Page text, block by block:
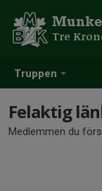
Truppen
Tre
Felaktig
Medlemmen du